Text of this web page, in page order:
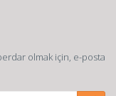
olmak için, e-posta